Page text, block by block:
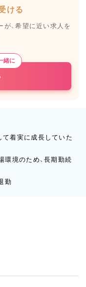
ける
が、希望に近い求人を
緒に
て着実に成長していた
境のため、長期勤続
勤